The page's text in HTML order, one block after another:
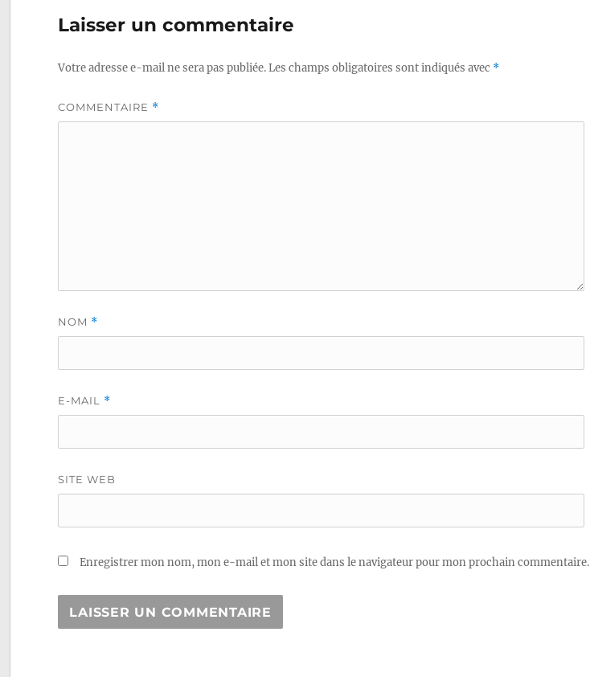
de
l’article
Laisser un commentaire
Votre adresse e-mail ne sera pas publiée.Les champs obligatoires sont indiqués avec *
COMMENTAIRE *
NOM *
E-MAIL *
SITE WEB
Enregistrer mon nom, mon e-mail et mon site dans le navigateur pour mon prochain commentaire.